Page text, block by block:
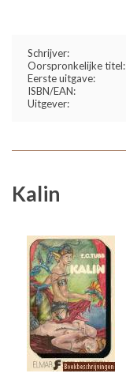
Schrijver:
Oorspronkelijke titel:
Eerste uitgave:
ISBN/EAN:
Uitgever:
Kalin